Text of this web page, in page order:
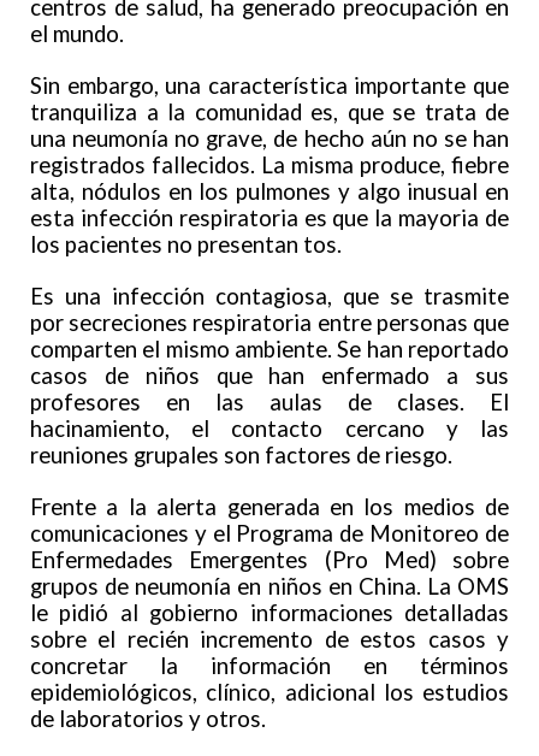
centros de salud, ha generado preocupación en
el mundo.
Sin embargo, una característica importante que
tranquiliza a la comunidad es, que se trata de
una neumonía no grave, de hecho aún no se han
registrados fallecidos. La misma produce, fiebre
alta, nódulos en los pulmones y algo inusual en
esta infección respiratoria es que la mayoria de
los pacientes no presentan tos.
Es una infección contagiosa, que se trasmite
por secreciones respiratoria entre personas que
comparten el mismo ambiente. Se han reportado
casos de niños que han enfermado a sus
profesores en las aulas de clases. El
hacinamiento, el contacto cercano y las
reuniones grupales son factores de riesgo.
Frente a la alerta generada en los medios de
comunicaciones y el Programa de Monitoreo de
Enfermedades Emergentes (Pro Med) sobre
grupos de neumonía en niños en China. La OMS
le pidió al gobierno informaciones detalladas
sobre el recién incremento de estos casos y
concretar la información en términos
epidemiológicos, clínico, adicional los estudios
de laboratorios y otros.